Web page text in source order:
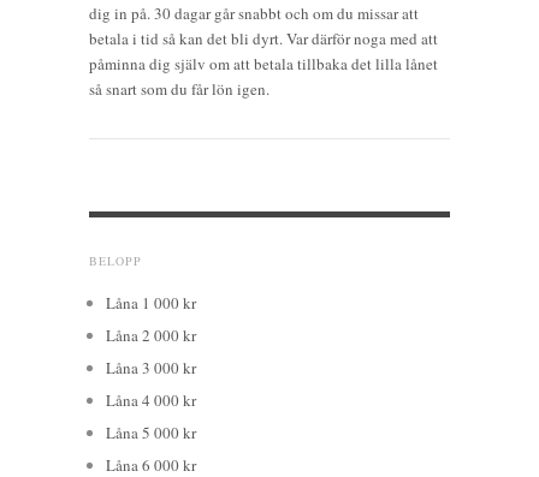
dig in på. 30 dagar går snabbt och om du missar att
betala i tid så kan det bli dyrt. Var därför noga med att
påminna dig själv om att betala tillbaka det lilla lånet
så snart som du får lön igen.
BELOPP
Låna 1 000 kr
Låna 2 000 kr
Låna 3 000 kr
Låna 4 000 kr
Låna 5 000 kr
Låna 6 000 kr